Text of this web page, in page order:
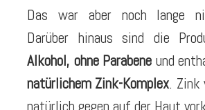
Das war aber noch lange
Darüber hinaus sind die
Alkohol, ohne Parabene und
natürlichem Zink-Komplex. Zink